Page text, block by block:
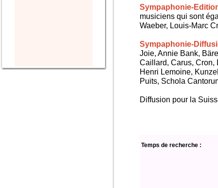
Sympaphonie-
musiciens qui sont
Waeber, Louis-Marc
Sympaphonie-
Joie, Annie Bank,
Caillard, Carus, Cron,
Henri Lemoine,
Puits, Schola
Diffusion pour la
Temps de recherche :